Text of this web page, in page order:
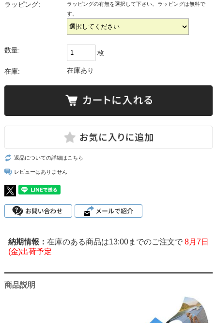
ラッピング:
ラッピングの有無を選択して下さい。ラッピングは無料で
す。
数量: 枚
在庫: 在庫あり
返品についての詳細はこちら
レビューはありません
在庫のある商品は13:00までのご注文で 8月7日
(金)出荷予定
商品説明